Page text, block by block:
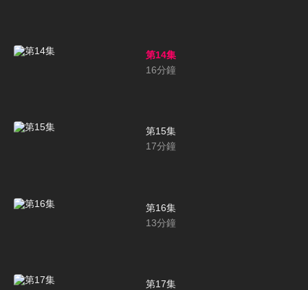
第14集
16分鐘
第15集
17分鐘
第16集
13分鐘
第17集